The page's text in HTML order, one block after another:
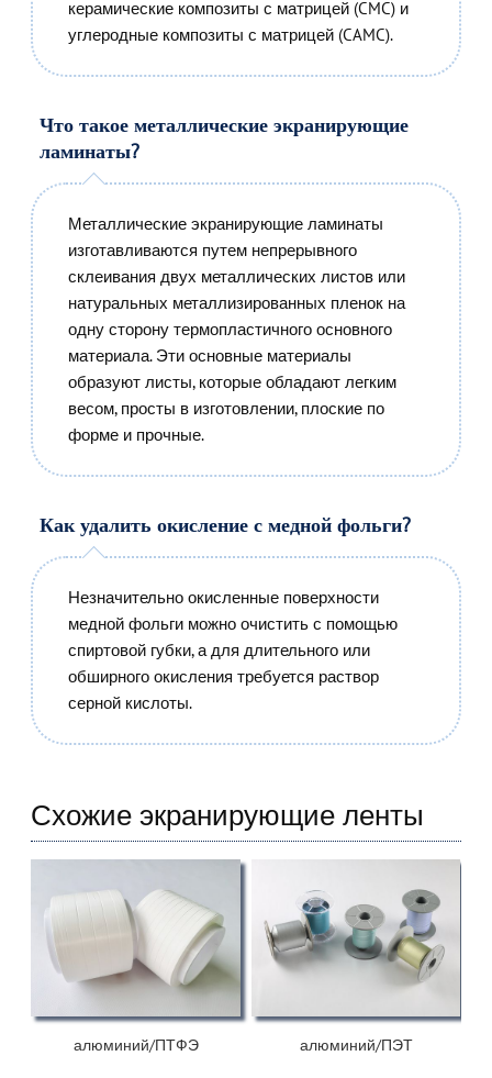
керамические композиты с матрицей (CMC) и
углеродные композиты с матрицей (CAMC).
Что такое металлические экранирующие
ламинаты?
Металлические экранирующие ламинаты
изготавливаются путем непрерывного
склеивания двух металлических листов или
натуральных металлизированных пленок на
одну сторону термопластичного основного
материала. Эти основные материалы
образуют листы, которые обладают легким
весом, просты в изготовлении, плоские по
форме и прочные.
Как удалить окисление с медной фольги?
Незначительно окисленные поверхности
медной фольги можно очистить с помощью
спиртовой губки, а для длительного или
обширного окисления требуется раствор
серной кислоты.
Схожие экранирующие ленты
алюминий/ПТФЭ алюминий/ПЭТ